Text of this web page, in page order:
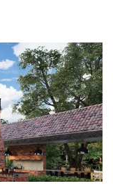
о том, что
уличных
и плитка).